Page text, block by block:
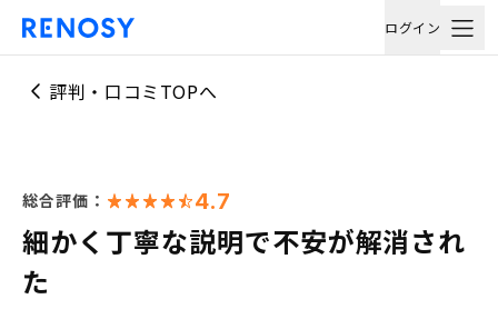
ログイン
評判・口コミTOPへ
総合評価： 4.7
細かく丁寧な説明で不安が解消され
た